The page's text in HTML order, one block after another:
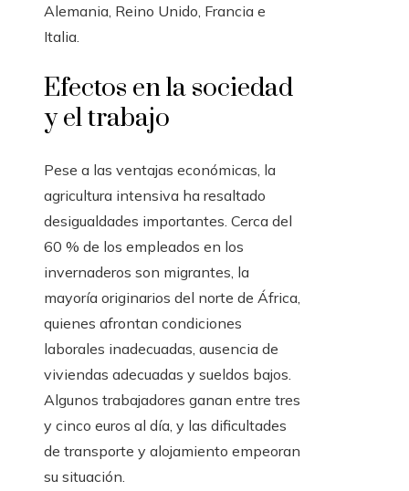
Alemania, Reino Unido, Francia e
Italia.
Efectos en la sociedad
y el trabajo
Pese a las ventajas económicas, la
agricultura intensiva ha resaltado
desigualdades importantes. Cerca del
60 % de los empleados en los
invernaderos son migrantes, la
mayoría originarios del norte de África,
quienes afrontan condiciones
laborales inadecuadas, ausencia de
viviendas adecuadas y sueldos bajos.
Algunos trabajadores ganan entre tres
y cinco euros al día, y las dificultades
de transporte y alojamiento empeoran
su situación.